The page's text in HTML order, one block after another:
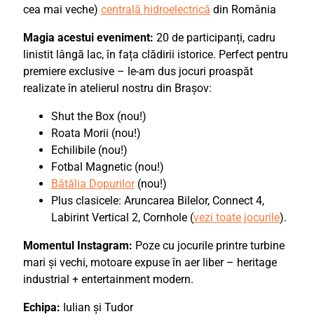
cea mai veche) centrală hidroelectrică din România
Magia acestui eveniment: 20 de participanți, cadru
linistit lângă lac, în fața clădirii istorice. Perfect pentru
premiere exclusive – le-am dus jocuri proaspăt
realizate în atelierul nostru din Brașov:
Shut the Box (nou!)
Roata Morii (nou!)
Echilibile (nou!)
Fotbal Magnetic (nou!)
Bătălia Dopurilor(nou!)
Plus clasicele: Aruncarea Bilelor, Connect 4,
Labirint Vertical 2, Cornhole (vezi toate jocurile).
Momentul Instagram: Poze cu jocurile printre turbine
mari și vechi, motoare expuse în aer liber – heritage
industrial + entertainment modern.
Echipa: Iulian și Tudor